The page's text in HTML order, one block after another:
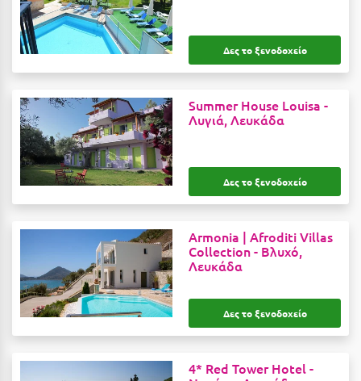
Καρδίτσα
Κάρπαθος
Κάρυστος
Κάσος
Κασσάνδρα
Καστοριά
Κέα - Τζιά
Κερατέα
Κεφαλονιά
Δες το ξενοδοχείο
Summer House Louisa -
Λυγιά, Λευκάδα
Δες το ξενοδοχείο
Armonia | Afroditi Villas
Collection - Βλυχό,
Λευκάδα
Δες το ξενοδοχείο
4* Red Tower Hotel -